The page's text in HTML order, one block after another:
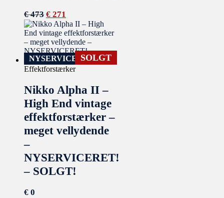
€473 € 271
NYSERVICERETSOLGT
Effektforstærker
Nikko Alpha II –
High End vintage
effektforstærker –
meget vellydende
–
NYSERVICERET!
– SOLGT!
€ 0